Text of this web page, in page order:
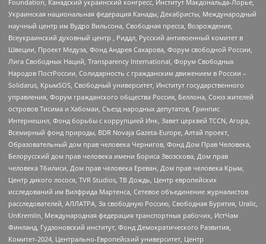
Foundation, Канадский украинский конгресс, Институт Макдональда-Лорье,
Украинская национальная федерация Канады, Декабристы, Международный
научный центр им Вудро Вильсона, Свободная пресса, Возрождение,
Всеукраинский духовный центр , Риддл, Русский антивоенный комитет в
Швеции, Проект Медуза, Фонд Андрея Сахарова, Форум свободной России,
Лига Свободных Наций, Transparеncy International, Форум Свободных
Народов ПостРоссии, Солидарность с гражданским движением в России –
Solidarus, КрымSOS, Свободный университет, Институт государственного
управления, Форум гражданского общества Россия, Беллона, Союз жителей
островов Тисима и Хабомаи, Съезд народных депутатов, Гринпис
Интернешнл, Фонд борьбы с коррупцией Инк, Завет церквей TCCN, Агора,
Всемирный фонд природы, BDR Novaja Gazeta-Europe, Алтай проект,
Образовательный дом прав человека Чернигов, Фонд Дом Прав Человека,
Белорусский дом прав человека имени Бориса Звозскова, Дом прав
человека Тбилиси, Дом прав человека Ереван, Дом прав человека Крым,
Центр дикого лосося, TVR Studios, ТВ Дождь, Центр европейских
исследований им Вилфрида Мартенса, Сетевое объединение журналистов
расследователей, АЛЛАТРА, За свободную Россию, Свободная Бурятия, Uralic,
UnKremlin, Международная федерация транспортных рабочих, ИстЧам
Финланд, Гудзоновский институт, Фонд Демократического Развития,
Комитет-2024, Центрально-Европейский университет, Центр